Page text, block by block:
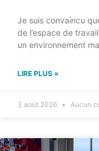
Je suis convaincu
de l’espace de
un environnement
LIRE PLUS »
3 août 2026 Aucun